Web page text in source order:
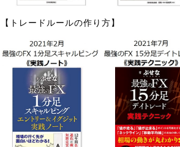
【トレードルールの作り方】